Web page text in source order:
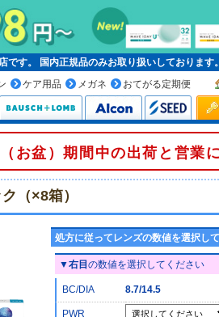
です。 国内正規品のみお取り扱いしております
ケア用品 メガネ おてがる定期便
お盆）期間中の出荷と営業
（×8箱）
処方に従ってレンズの数値を選択し
▼右目の数値を選択してください
BC/DIA 8.7/14.5
PWR